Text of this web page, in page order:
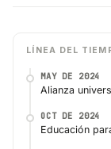
LÍNEA DEL
MAY DE 2024
Alianza
OCT DE 2024
Educación